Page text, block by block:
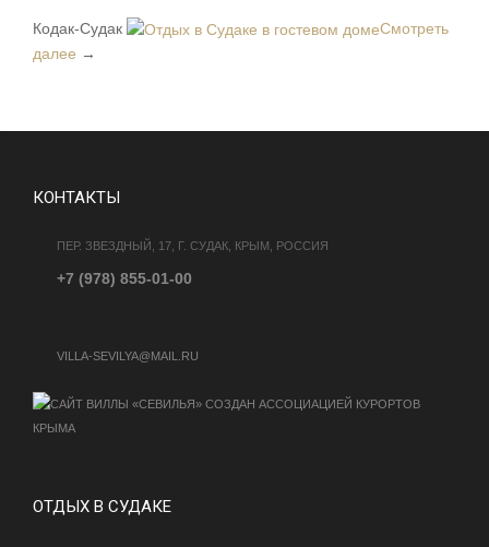
Кодак-Судак
Смотреть
далее →
КОНТАКТЫ
ПЕР. ЗВЕЗДНЫЙ, 17, Г. СУДАК, КРЫМ, РОССИЯ
+7 (978) 855-01-00
VILLA-SEVILYA@MAIL.RU
ОТДЫХ В СУДАКЕ